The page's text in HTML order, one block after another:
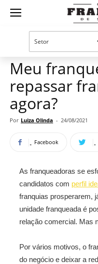
Guia
Manual do sucesso
Meu
repassar
agora?
Por Luiza Olinda - 24/08/2021
Facebook
As franqueadoras se
candidatos com perfil
franquias prosperarem,
unidade franqueada é
relação comercial. Mas
Por vários motivos, o
do negócio e deixar a